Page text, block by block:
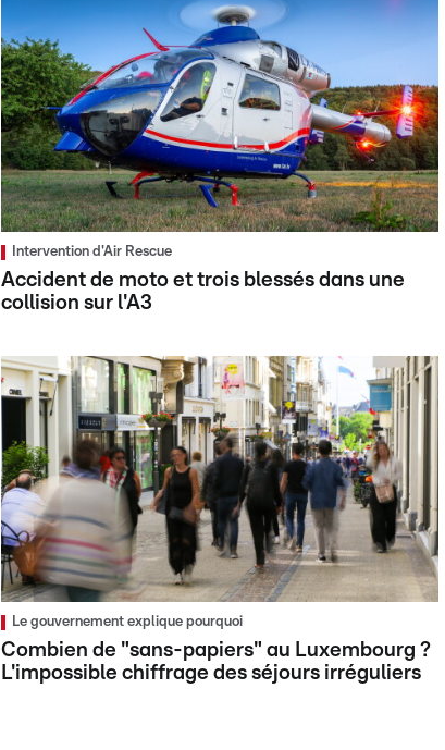
Intervention d'Air Rescue
Accident de moto et trois blessés dans une
collision sur l'A3
Le gouvernement explique pourquoi
Combien de "sans-papiers" au Luxembourg ?
L'impossible chiffrage des séjours irréguliers